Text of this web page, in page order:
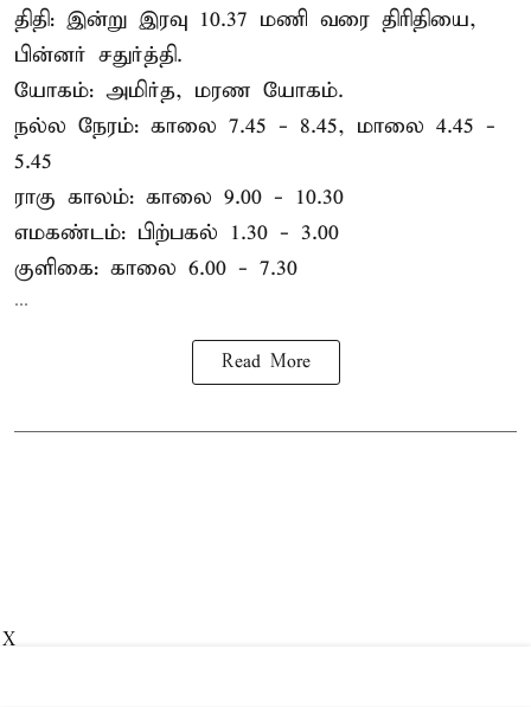
திதி: இன்று இரவு 10.37 மணி வரை திரிதியை,
பின்னர் சதுர்த்தி.
யோகம்: அமிர்த, மரண யோகம்.
நல்ல நேரம்: காலை 7.45 - 8.45, மாலை 4.45 -
5.45
ராகு காலம்: காலை 9.00 - 10.30
எமகண்டம்: பிற்பகல் 1.30 - 3.00
குளிகை: காலை 6.00 - 7.30
...
Read More
X